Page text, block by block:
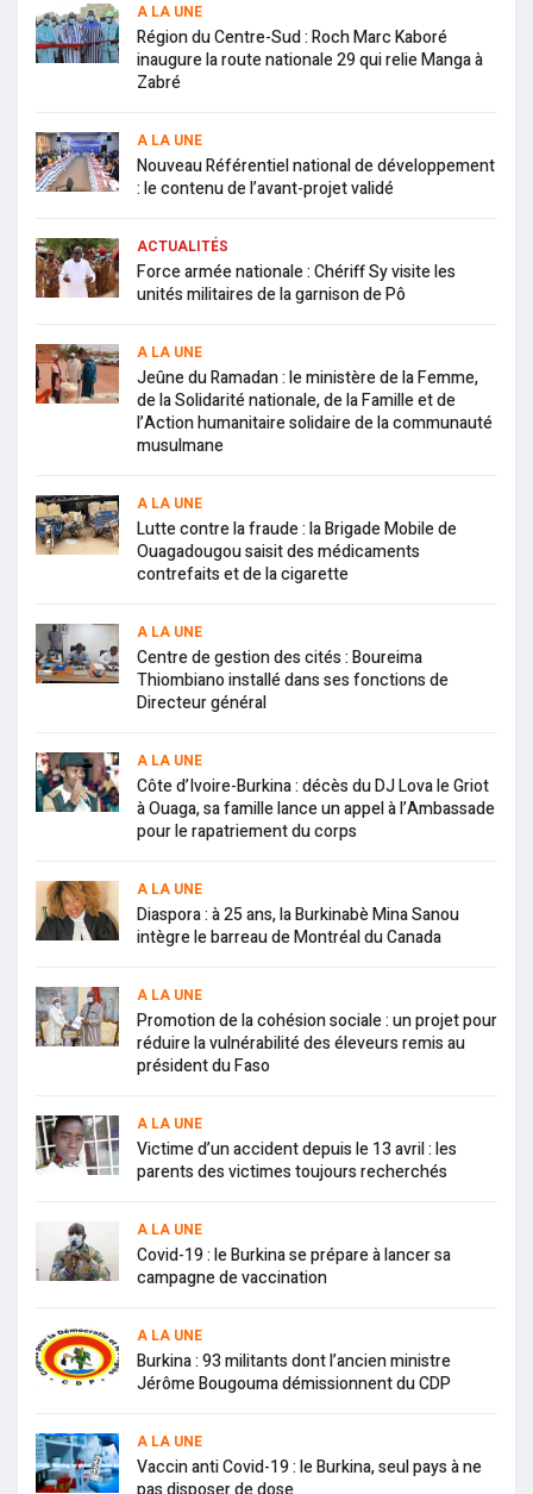
A LA UNE
Région du Centre-Sud : Roch Marc Kaboré
inaugure la route nationale 29 qui relie Manga à
Zabré
A LA UNE
Nouveau Référentiel national de développement
: le contenu de l’avant-projet validé
ACTUALITÉS
Force armée nationale : Chériff Sy visite les
unités militaires de la garnison de Pô
A LA UNE
Jeûne du Ramadan : le ministère de la Femme,
de la Solidarité nationale, de la Famille et de
l’Action humanitaire solidaire de la communauté
musulmane
A LA UNE
Lutte contre la fraude : la Brigade Mobile de
Ouagadougou saisit des médicaments
contrefaits et de la cigarette
A LA UNE
Centre de gestion des cités : Boureima
Thiombiano installé dans ses fonctions de
Directeur général
A LA UNE
Côte d’Ivoire-Burkina : décès du DJ Lova le Griot
à Ouaga, sa famille lance un appel à l’Ambassade
pour le rapatriement du corps
A LA UNE
Diaspora : à 25 ans, la Burkinabè Mina Sanou
intègre le barreau de Montréal du Canada
A LA UNE
Promotion de la cohésion sociale : un projet pour
réduire la vulnérabilité des éleveurs remis au
président du Faso
A LA UNE
Victime d’un accident depuis le 13 avril : les
parents des victimes toujours recherchés
A LA UNE
Covid-19 : le Burkina se prépare à lancer sa
campagne de vaccination
A LA UNE
Burkina : 93 militants dont l’ancien ministre
Jérôme Bougouma démissionnent du CDP
A LA UNE
Vaccin anti Covid-19 : le Burkina, seul pays à ne